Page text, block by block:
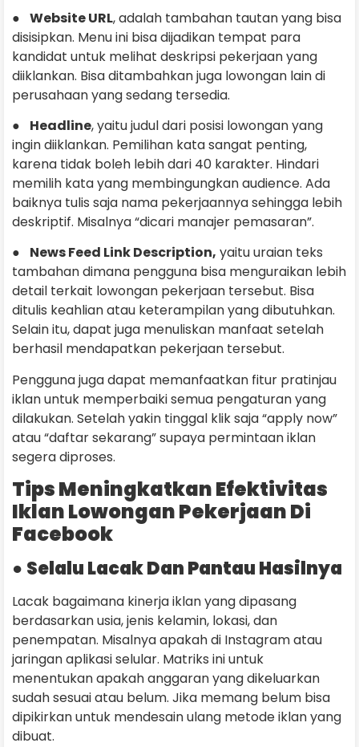
● Website URL, adalah tambahan tautan yang bisa
disisipkan. Menu ini bisa dijadikan tempat para
kandidat untuk melihat deskripsi pekerjaan yang
diiklankan. Bisa ditambahkan juga lowongan lain di
perusahaan yang sedang tersedia.
● Headline, yaitu judul dari posisi lowongan yang
ingin diiklankan. Pemilihan kata sangat penting,
karena tidak boleh lebih dari 40 karakter. Hindari
memilih kata yang membingungkan audience. Ada
baiknya tulis saja nama pekerjaannya sehingga lebih
deskriptif. Misalnya “dicari manajer pemasaran”.
● News Feed Link Description, yaitu uraian teks
tambahan dimana pengguna bisa menguraikan lebih
detail terkait lowongan pekerjaan tersebut. Bisa
ditulis keahlian atau keterampilan yang dibutuhkan.
Selain itu, dapat juga menuliskan manfaat setelah
berhasil mendapatkan pekerjaan tersebut.
Pengguna juga dapat memanfaatkan fitur pratinjau
iklan untuk memperbaiki semua pengaturan yang
dilakukan. Setelah yakin tinggal klik saja “apply now”
atau “daftar sekarang” supaya permintaan iklan
segera diproses.
Tips Meningkatkan Efektivitas
Iklan Lowongan Pekerjaan Di
Facebook
● Selalu Lacak Dan Pantau Hasilnya
Lacak bagaimana kinerja iklan yang dipasang
berdasarkan usia, jenis kelamin, lokasi, dan
penempatan. Misalnya apakah di Instagram atau
jaringan aplikasi selular. Matriks ini untuk
menentukan apakah anggaran yang dikeluarkan
sudah sesuai atau belum. Jika memang belum bisa
dipikirkan untuk mendesain ulang metode iklan yang
dibuat.